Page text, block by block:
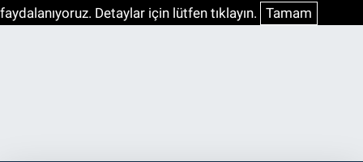
faydalanıyoruz. Detaylar için lütfen tıklayın. Tamam